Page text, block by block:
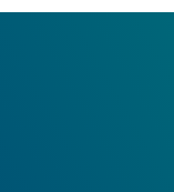
Đông A dài
lực phát triển